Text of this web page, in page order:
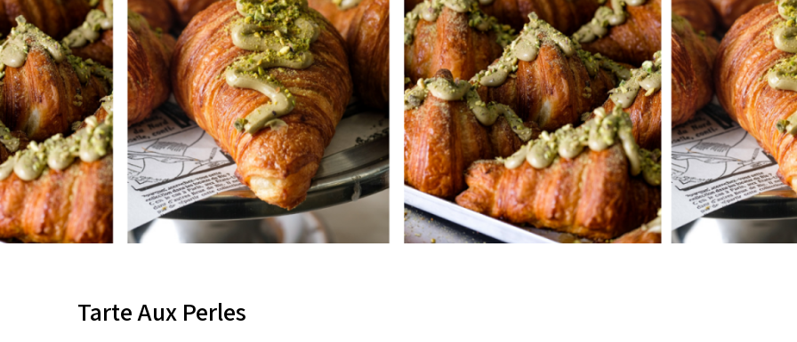
Tarte Aux Perles